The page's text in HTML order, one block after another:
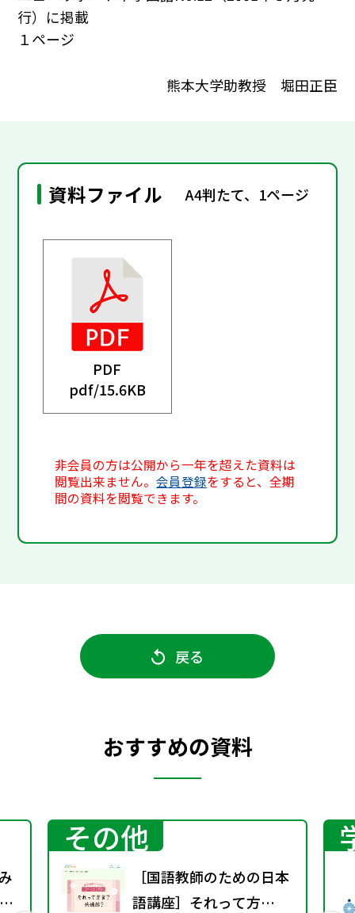
行）に掲載
１ページ
熊本大学助教授 堀田正臣
資料ファイル A4判たて、1ページ
PDF
pdf/15.6KB
非会員の方は公開から一年を超えた資料は
閲覧出来ません。会員登録をすると、全期
間の資料を閲覧できます。
戻る
おすすめの資料
その他
［国語教師のための日本
語講座］それって方